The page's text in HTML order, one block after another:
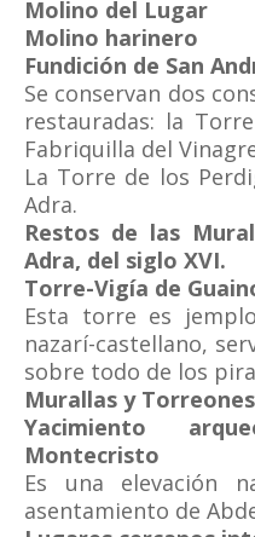
Molino del Lugar
Molino harinero
Fundición de San
Se conservan dos
restauradas: la
Fabriquilla del
La Torre de los
Adra.
Restos de las
Adra, del siglo XVI.
Torre-Vigía de
Esta torre es
nazarí-castellano,
sobre todo de los
Murallas y
Yacimiento
Montecristo
Es una elevación
asentamiento de